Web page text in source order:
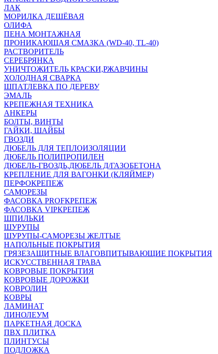
ЛАК
МОРИЛКА ДЕШЁВАЯ
ОЛИФА
ПЕНА МОНТАЖНАЯ
ПРОНИКАЮЩАЯ СМАЗКА (WD-40, TL-40)
РАСТВОРИТЕЛЬ
СЕРЕБРЯНКА
УНИЧТОЖИТЕЛЬ КРАСКИ,РЖАВЧИНЫ
ХОЛОДНАЯ СВАРКА
ШПАТЛЕВКА ПО ДЕРЕВУ
ЭМАЛЬ
КРЕПЕЖНАЯ ТЕХНИКА
АНКЕРЫ
БОЛТЫ, ВИНТЫ
ГАЙКИ, ШАЙБЫ
ГВОЗДИ
ДЮБЕЛЬ ДЛЯ ТЕПЛОИЗОЛЯЦИИ
ДЮБЕЛЬ ПОЛИПРОПИЛЕН
ДЮБЕЛЬ-ГВОЗДЬ,ДЮБЕЛЬ Д/ГАЗОБЕТОНА
КРЕПЛЕНИЕ ДЛЯ ВАГОНКИ (КЛЯЙМЕР)
ПЕРФОКРЕПЕЖ
САМОРЕЗЫ
ФАСОВКА PROFКРЕПЕЖ
ФАСОВКА VIPКРЕПЕЖ
ШПИЛЬКИ
ШУРУПЫ
ШУРУПЫ-САМОРЕЗЫ ЖЕЛТЫЕ
НАПОЛЬНЫЕ ПОКРЫТИЯ
ГРЯЗЕЗАЩИТНЫЕ ВЛАГОВПИТЫВАЮЩИЕ ПОКРЫТИЯ
ИСКУССТВЕННАЯ ТРАВА
КОВРОВЫЕ ПОКРЫТИЯ
КОВРОВЫЕ ДОРОЖКИ
КОВРОЛИН
КОВРЫ
ЛАМИНАТ
ЛИНОЛЕУМ
ПАРКЕТНАЯ ДОСКА
ПВХ ПЛИТКА
ПЛИНТУСЫ
ПОДЛОЖКА